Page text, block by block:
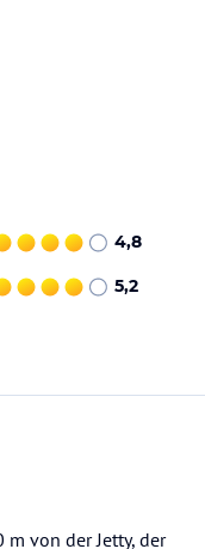
4,8
5,2
von der Jetty, der